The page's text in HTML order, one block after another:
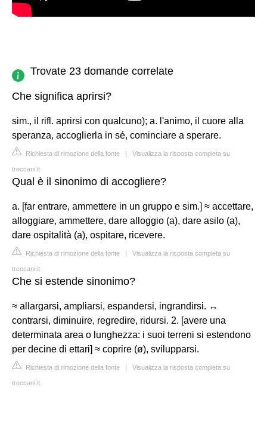
Trovate 23 domande correlate
Che significa aprirsi?
sim., il rifl. aprirsi con qualcuno); a. l'animo, il cuore alla
speranza, accoglierla in sé, cominciare a sperare.
Richiesta di rimozione della fonte | Visualizza la risposta completa su
treccani.it
Qual è il sinonimo di accogliere?
a. [far entrare, ammettere in un gruppo e sim.] ≈ accettare,
alloggiare, ammettere, dare alloggio (a), dare asilo (a),
dare ospitalità (a), ospitare, ricevere.
Richiesta di rimozione della fonte | Visualizza la risposta completa su
treccani.it
Che si estende sinonimo?
≈ allargarsi, ampliarsi, espandersi, ingrandirsi. ↔
contrarsi, diminuire, regredire, ridursi. 2. [avere una
determinata area o lunghezza: i suoi terreni si estendono
per decine di ettari] ≈ coprire (ø), svilupparsi.
Richiesta di rimozione della fonte | Visualizza la risposta completa su
treccani.it